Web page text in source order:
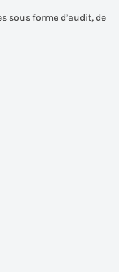
sous forme d’audit, de